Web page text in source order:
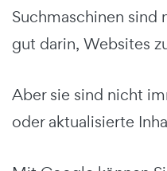
Suchmaschinen sind
gut darin, Websites
Aber sie sind nicht
oder aktualisierte